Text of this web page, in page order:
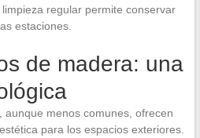
regular permite conservar
estaciones.
de madera: una
aunque menos comunes, ofrecen
para los espacios exteriores.